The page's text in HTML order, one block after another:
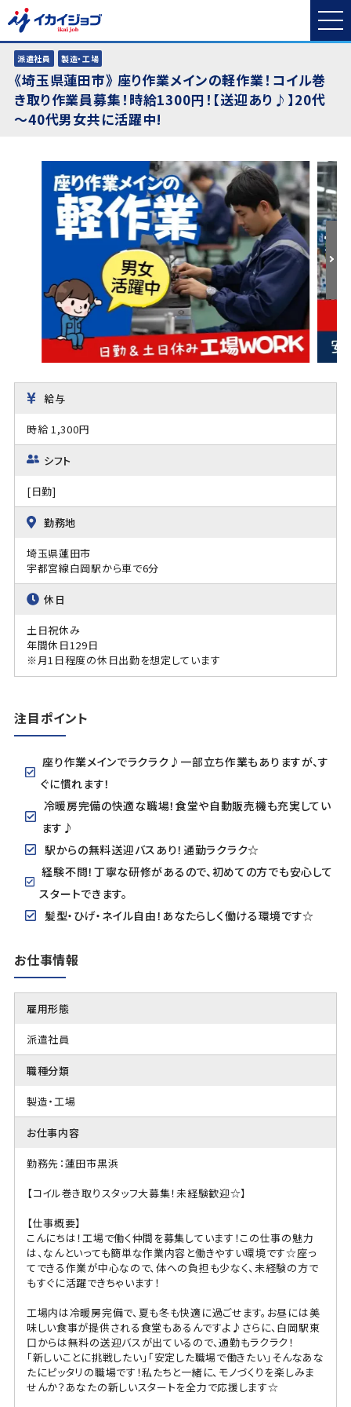
派遣社員 製造・工場
《埼玉県蓮田市》 座り作業メインの軽作業！コイル巻
き取り作業員募集！時給1300円！【送迎あり♪】20代
～40代男女共に活躍中!
給与
時給 1,300円
シフト
[日勤]
勤務地
埼玉県蓮田市
宇都宮線白岡駅から車で6分
休日
土日祝休み
年間休日129日
※月1日程度の休日出勤を想定しています
注目ポイント
座り作業メインでラクラク♪一部立ち作業もありますが、す
ぐに慣れます！
冷暖房完備の快適な職場！食堂や自動販売機も充実してい
ます♪
駅からの無料送迎バスあり！通勤ラクラク☆
経験不問！丁寧な研修があるので、初めての方でも安心して
スタートできます。
髪型・ひげ・ネイル自由！あなたらしく働ける環境です☆
お仕事情報
雇用形態
派遣社員
職種分類
製造・工場
お仕事内容
勤務先：蓮田市黒浜
【コイル巻き取りスタッフ大募集！未経験歓迎☆】
【仕事概要】
こんにちは！工場で働く仲間を募集しています！この仕事の魅力
は、なんといっても簡単な作業内容と働きやすい環境です☆座っ
てできる作業が中心なので、体への負担も少なく、未経験の方で
もすぐに活躍できちゃいます！
工場内は冷暖房完備で、夏も冬も快適に過ごせます。お昼には美
味しい食事が提供される食堂もあるんですよ♪さらに、白岡駅東
口からは無料の送迎バスが出ているので、通勤もラクラク！
「新しいことに挑戦したい」「安定した職場で働きたい」そんなあな
たにピッタリの職場です！私たちと一緒に、モノづくりを楽しみま
せんか？あなたの新しいスタートを全力で応援します☆